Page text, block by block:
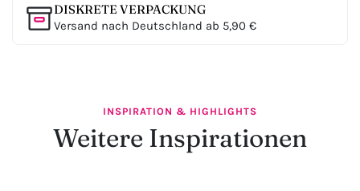
DISKRETE VERPACKUNG
Versand nach Deutschland ab 5,90 €
INSPIRATION & HIGHLIGHTS
Weitere Inspirationen